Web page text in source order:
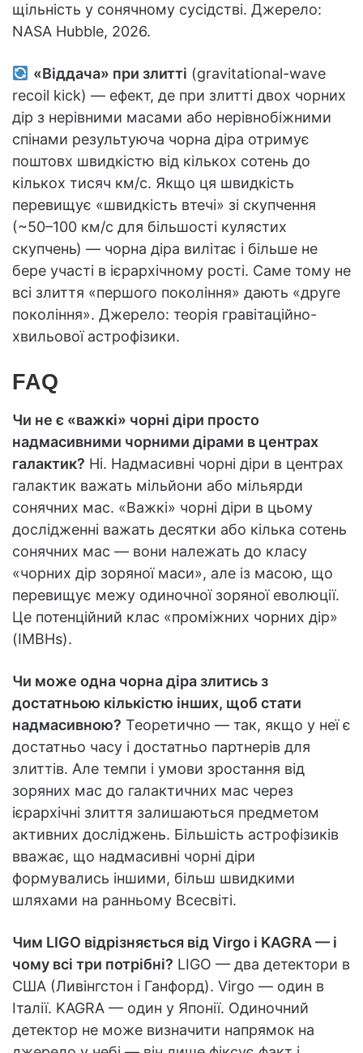
щільність у сонячному сусідстві. Джерело:
NASA Hubble, 2026.
«Віддача» при злитті (gravitational-wave
recoil kick) — ефект, де при злитті двох чорних
дір з нерівними масами або нерівнобіжними
спінами результуюча чорна діра отримує
поштовх швидкістю від кількох сотень до
кількох тисяч км/с. Якщо ця швидкість
перевищує «швидкість втечі» зі скупчення
(~50–100 км/с для більшості кулястих
скупчень) — чорна діра вилітає і більше не
бере участі в ієрархічному рості. Саме тому не
всі злиття «першого покоління» дають «друге
покоління». Джерело: теорія гравітаційно-
хвильової астрофізики.
FAQ
Чи не є «важкі» чорні діри просто
надмасивними чорними дірами в центрах
галактик? Ні. Надмасивні чорні діри в центрах
галактик важать мільйони або мільярди
сонячних мас. «Важкі» чорні діри в цьому
дослідженні важать десятки або кілька сотень
сонячних мас — вони належать до класу
«чорних дір зоряної маси», але із масою, що
перевищує межу одиночної зоряної еволюції.
Це потенційний клас «проміжних чорних дір»
(IMBHs).
Чи може одна чорна діра злитись з
достатньою кількістю інших, щоб стати
надмасивною? Теоретично — так, якщо у неї є
достатньо часу і достатньо партнерів для
злиттів. Але темпи і умови зростання від
зоряних мас до галактичних мас через
ієрархічні злиття залишаються предметом
активних досліджень. Більшість астрофізиків
вважає, що надмасивні чорні діри
формувались іншими, більш швидкими
шляхами на ранньому Всесвіті.
Чим LIGO відрізняється від Virgo і KAGRA — і
чому всі три потрібні? LIGO — два детектори в
США (Ливінгстон і Ганфорд). Virgo — один в
Італії. KAGRA — один у Японії. Одиночний
детектор не може визначити напрямок на